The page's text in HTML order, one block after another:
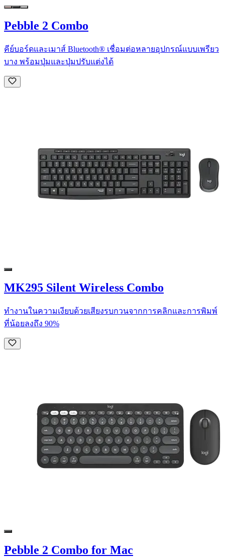
Pebble 2 Combo
คีย์บอร์ดและเมาส์ Bluetooth® เชื่อมต่อหลายอุปกรณ์แบบเพรียว
บาง พร้อมปุ่มและปุ่มปรับแต่งได้
MK295 Silent Wireless Combo
ทำงานในความเงียบด้วยเสียงรบกวนจากการคลิกและการพิมพ์
ที่น้อยลงถึง 90%
Pebble 2 Combo for Mac